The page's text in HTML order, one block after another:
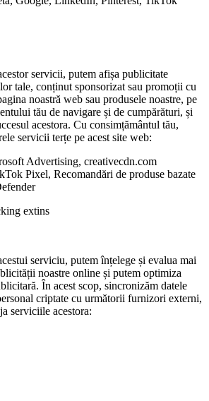
servicii, putem afișa publicitate
tale, conținut sponsorizat sau promoții cu
noastră web sau produsele noastre, pe
tău de navigare și de cumpărături, și
acestora. Cu consimțământul tău,
servicii terțe pe acest site web:
Advertising, creativecdn.com
Pixel, Recomandări de produse bazate
extins
serviciu, putem înțelege și evalua mai
noastre online și putem optimiza
În acest scop, sincronizăm datele
criptate cu următorii furnizori externi,
serviciile acestora: